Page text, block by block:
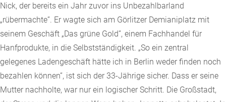
Nick, der bereits ein Jahr zuvor ins Unbezahlbarland
„rübermachte”. Er wagte sich am Görlitzer Demianiplatz mit
seinem Geschäft „Das grüne Gold”, einem Fachhandel für
Hanfprodukte, in die Selbstständigkeit. „So ein zentral
gelegenes Ladengeschäft hätte ich in Berlin weder finden noch
bezahlen können”, ist sich der 33-Jährige sicher. Dass er seine
Mutter nachholte, war nur ein logischer Schritt. Die Großstadt,